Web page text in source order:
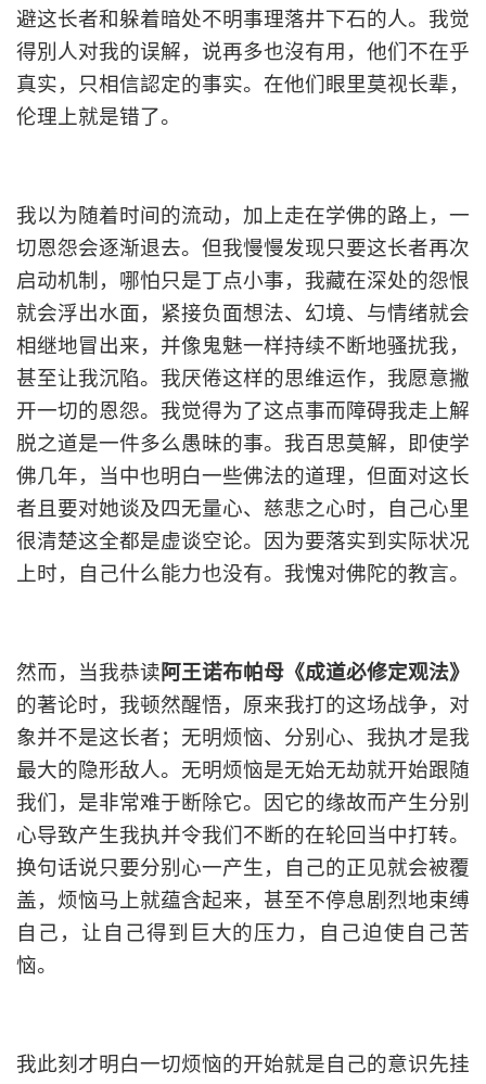
避这长者和躲着暗处不明事理落井下石的人。我觉
得別人对我的误解，说再多也沒有用，他们不在乎
真实，只相信認定的事实。在他们眼里莫视长辈，
伦理上就是错了。
我以为随着时间的流动，加上走在学佛的路上，一
切恩怨会逐渐退去。但我慢慢发现只要这长者再次
启动机制，哪怕只是丁点小事，我藏在深处的怨恨
就会浮出水面，紧接负面想法、幻境、与情绪就会
相继地冒出来，并像鬼魅一样持续不断地骚扰我，
甚至让我沉陷。我厌倦这样的思维运作，我愿意撇
开一切的恩怨。我觉得为了这点事而障碍我走上解
脱之道是一件多么愚昧的事。我百思莫解，即使学
佛几年，当中也明白一些佛法的道理，但面对这长
者且要对她谈及四无量心、慈悲之心时，自己心里
很清楚这全都是虚谈空论。因为要落实到实际状况
上时，自己什么能力也没有。我愧对佛陀的教言。
然而，当我恭读阿王诺布帕母《成道必修定观法》
的著论时，我顿然醒悟，原来我打的这场战争，对
象并不是这长者；无明烦恼、分别心、我执才是我
最大的隐形敌人。无明烦恼是无始无劫就开始跟随
我们，是非常难于断除它。因它的缘故而产生分别
心导致产生我执并令我们不断的在轮回当中打转。
换句话说只要分别心一产生，自己的正见就会被覆
盖，烦恼马上就蕴含起来，甚至不停息剧烈地束缚
自己，让自己得到巨大的压力，自己迫使自己苦
恼。
我此刻才明白一切烦恼的开始就是自己的意识先挂